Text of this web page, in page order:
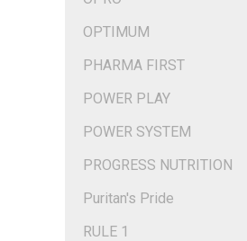
OPTIMUM
PHARMA FIRST
POWER PLAY
POWER SYSTEM
PROGRESS NUTRITION
Puritan's Pride
RULE 1